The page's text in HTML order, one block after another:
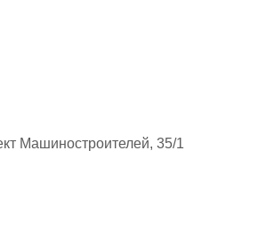
Машиностроителей, 35/1